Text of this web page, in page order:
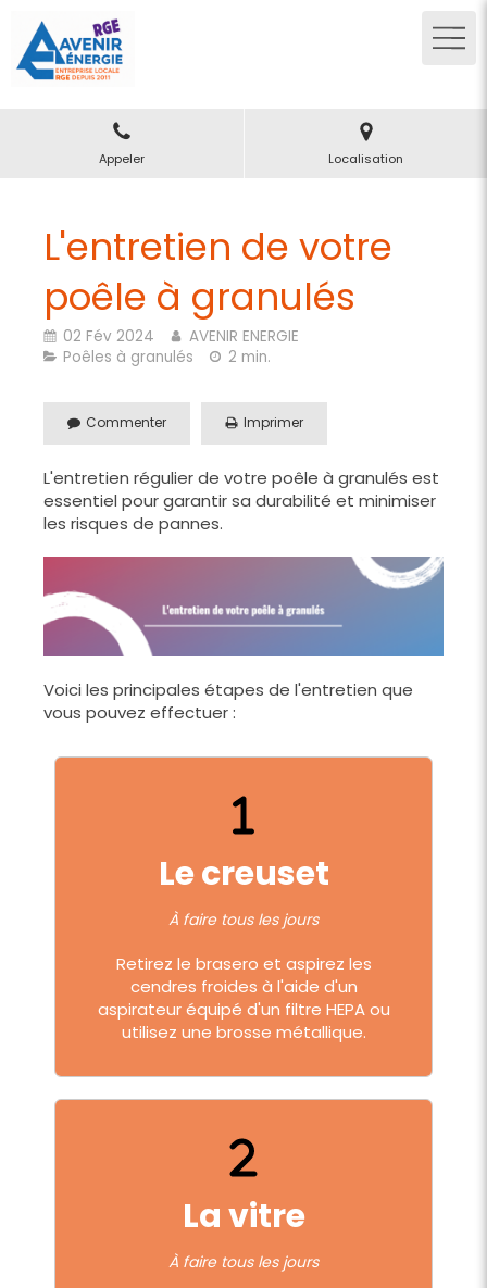
Appeler Localisation
L'entretien de votre
poêle à granulés
02 Fév 2024
AVENIR ENERGIE
Poêles à granulés
2 min.
Commenter Imprimer
L'entretien régulier de votre poêle à granulés est
essentiel pour garantir sa durabilité et minimiser
les risques de pannes.
Voici les principales étapes de l'entretien que
vous pouvez effectuer :
Le creuset
À faire tous les jours
Retirez le brasero et aspirez les
cendres froides à l'aide d'un
aspirateur équipé d'un filtre HEPA ou
utilisez une brosse métallique.
La vitre
À faire tous les jours